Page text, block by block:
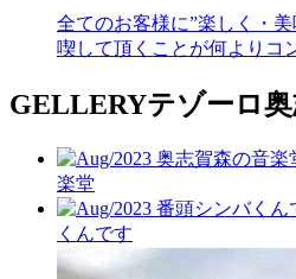
全てのお客様に”楽しく・
喫して頂くことが何よりコ
GELLERYテゾーロ
楽堂
くんです